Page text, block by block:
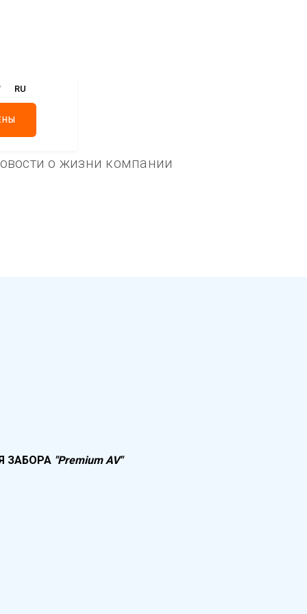
RU
о жизни компании
ЗАБОРА "Premium AV"